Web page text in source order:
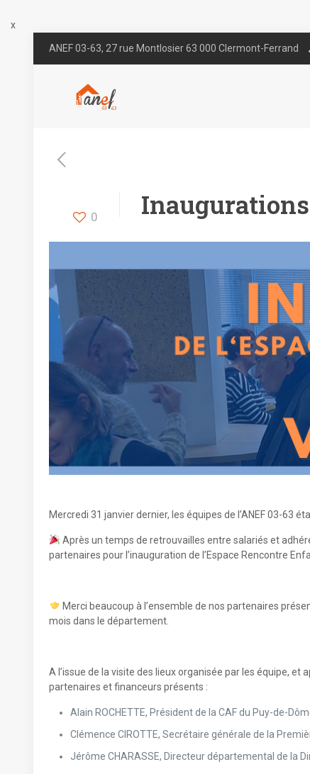
x
ANEF 03-63, 27 rue Montlosier 63 000 Clermont-Ferrand
0
Mercredi 31 janvier dernier, les équipes de l’ANEF 03-63
Après un temps de retrouvailles entre salariés et
partenaires pour l’inauguration de l’Espace Rencontre
Merci beaucoup à l’ensemble de nos partenaires
mois dans le département.
A l’issue de la visite des lieux organisée par les équipe, et
partenaires et financeurs présents :
Alain ROCHETTE, Président de la CAF du Puy-de-
Clémence CIROTTE, Secrétaire générale de la
Jérôme CHARASSE, Directeur départemental de la